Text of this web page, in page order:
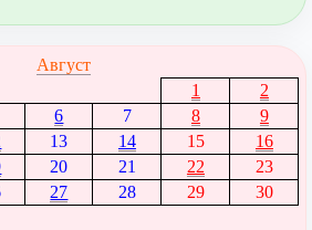
Август
1
2
6 7 8
9
13 14 15
16
20 21 22
23
27 28 29
30